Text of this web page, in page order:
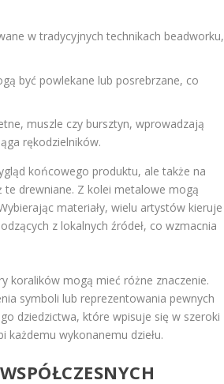
w tradycyjnych technikach beadworku,
być powlekane lub posrebrzane, co
muszle czy bursztyn, wprowadzają
rękodzielników.
końcowego produktu, ale także na
te drewniane. Z kolei metalowe mogą
materiały, wielu artystów kieruje
z lokalnych źródeł, co wzmacnia
koralików mogą mieć różne znaczenie.
symboli lub reprezentowania pewnych
dziedzictwa, które wpisuje się w szeroki
każdemu wykonanemu dziełu.